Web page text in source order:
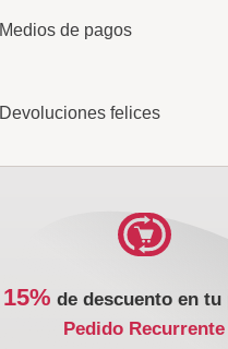
Medios de pagos
Devoluciones felices
15% de descuento en
Pedido Recurrente